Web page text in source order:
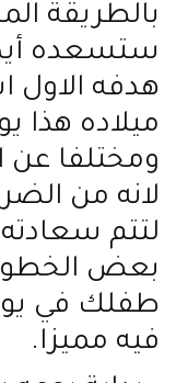
بالطريقة
ستسعده
هدفه
ميلاده هذا
ومختلفا عن
لانه من
لتتم
بعض
طفلك في
فيه مميزا .